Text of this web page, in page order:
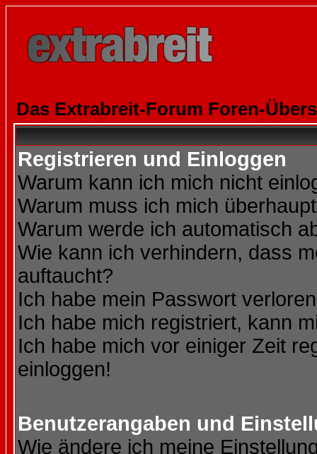
Das Extrabreit-Forum Foren-
Registrieren und Einloggen
Warum kann ich mich nicht
Warum muss ich mich
Warum werde ich automatisch
Wie kann ich verhindern, dass
auftaucht?
Ich habe mein Passwort
Ich habe mich registriert, kann
Ich habe mich vor einiger Zeit
einloggen!
Benutzerangaben und
Wie ändere ich meine